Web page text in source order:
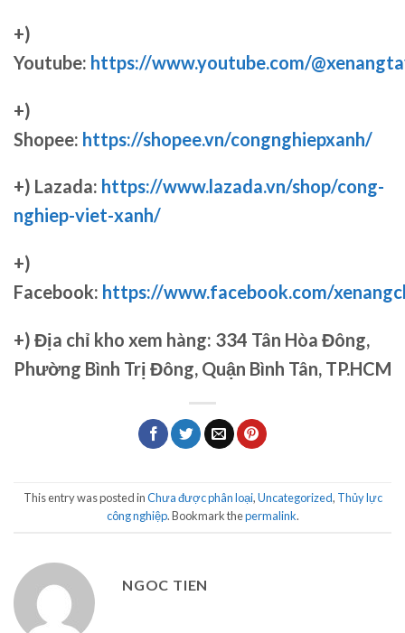
+)
Youtube: https://www.youtube.com/
+)
Shopee: https://shopee.vn/congnghiepxanh/
+) Lazada: https://www.lazada.vn/shop/cong-
nghiep-viet-xanh/
+)
Facebook: https://www.facebook.com/
+) Địa chỉ kho xem hàng: 334 Tân Hòa Đông,
Phường Bình Trị Đông, Quận Bình Tân, TP.HCM
This entry was posted inChưa được phân loại,Uncategorized, Thủy lực
công nghiệp. Bookmark thepermalink.
NGOC TIEN